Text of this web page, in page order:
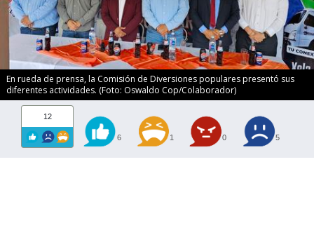
En rueda de prensa, la Comisión de Diversiones populares presentó sus
diferentes actividades. (Foto: Oswaldo Cop/Colaborador)
12
6 1 0 5